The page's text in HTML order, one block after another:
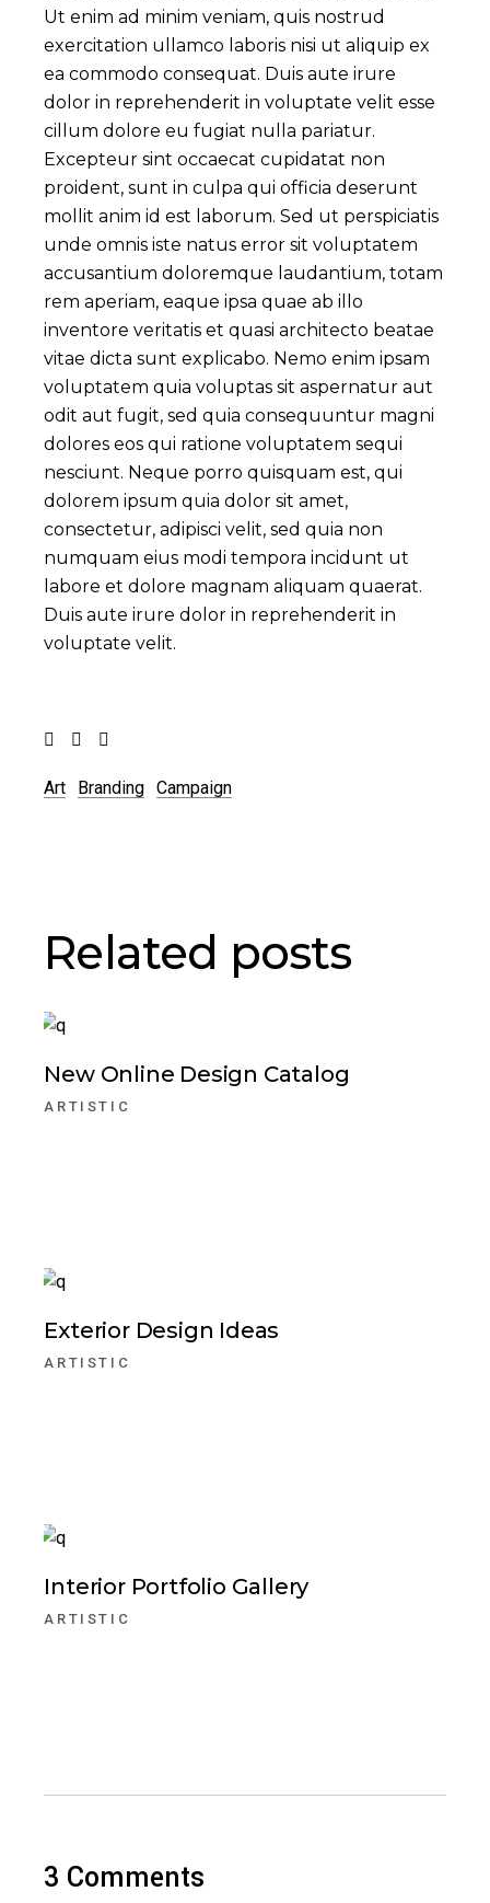
Ut enim ad minim veniam, quis nostrud
exercitation ullamco laboris nisi ut aliquip ex
ea commodo consequat. Duis aute irure
dolor in reprehenderit in voluptate velit esse
cillum dolore eu fugiat nulla pariatur.
Excepteur sint occaecat cupidatat non
proident, sunt in culpa qui officia deserunt
mollit anim id est laborum. Sed ut perspiciatis
unde omnis iste natus error sit voluptatem
accusantium doloremque laudantium, totam
rem aperiam, eaque ipsa quae ab illo
inventore veritatis et quasi architecto beatae
vitae dicta sunt explicabo. Nemo enim ipsam
voluptatem quia voluptas sit aspernatur aut
odit aut fugit, sed quia consequuntur magni
dolores eos qui ratione voluptatem sequi
nesciunt. Neque porro quisquam est, qui
dolorem ipsum quia dolor sit amet,
consectetur, adipisci velit, sed quia non
numquam eius modi tempora incidunt ut
labore et dolore magnam aliquam quaerat.
Duis aute irure dolor in reprehenderit in
voluptate velit.
Art Branding Campaign
Related posts
New Online Design Catalog
ARTISTIC
Exterior Design Ideas
ARTISTIC
Interior Portfolio Gallery
ARTISTIC
3 Comments